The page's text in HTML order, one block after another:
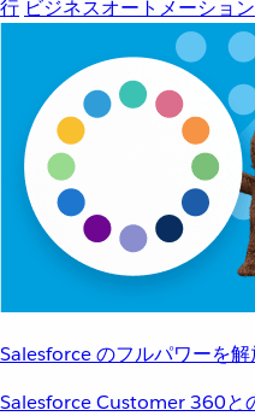
行 ビジネスオートメーション
Salesforce のフルパワーを
Salesforce Customer 360と